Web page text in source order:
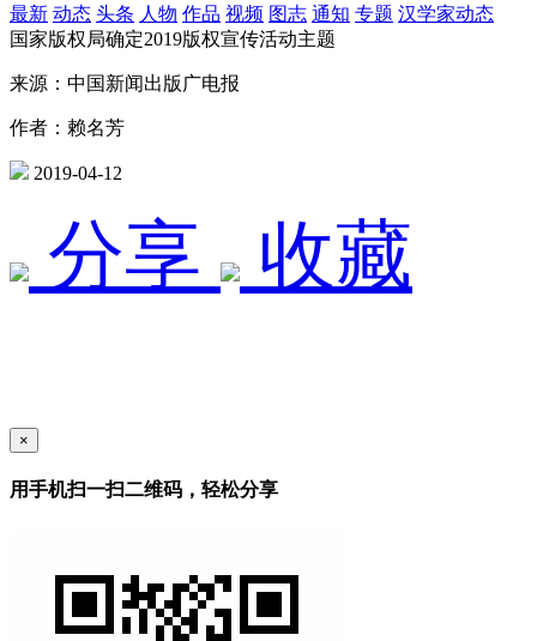
最新 动态 头条 人物 作品 视频 图志 通知 专题 汉学家动态
国家版权局确定2019版权宣传活动主题
来源：中国新闻出版广电报
作者：赖名芳
2019-04-12
分享 收藏
×
用手机扫一扫二维码，轻松分享